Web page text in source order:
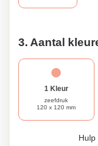
bedrijfseisen.
3. Aantal
1 Kleur
zeefdruk
120 x 120 mm
Hulp